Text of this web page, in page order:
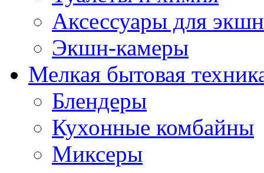
Аксессуары для
Экшн-камеры
Мелкая бытовая
Блендеры
Кухонные комбайны
Миксеры